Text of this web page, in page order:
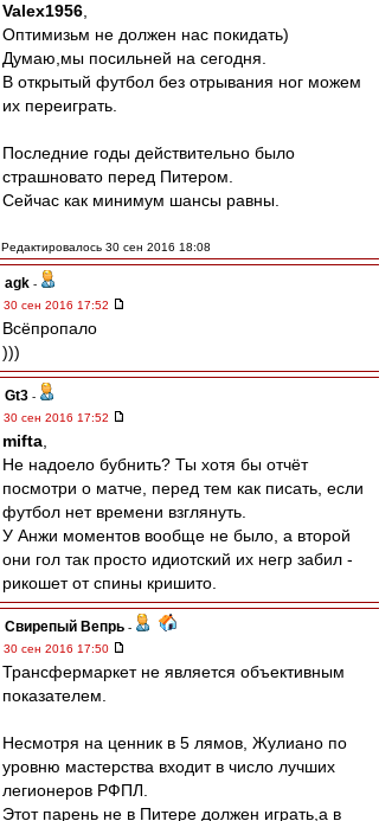
Valex1956
Оптимизьм не должен нас покидать)
Думаю,мы посильней на сегодня.
В открытый футбол без отрывания ног можем
их переиграть.
Последние годы действительно было
страшновато перед Питером.
Сейчас как минимум шансы равны.
Редактировалось 30 сен 2016 18:08
agk -
30 сен 2016 17:52
Всёпропало
)))
Gt3 -
30 сен 2016 17:52
mifta
Не надоело бубнить? Ты хотя бы отчёт
посмотри о матче, перед тем как писать, если
футбол нет времени взглянуть.
У Анжи моментов вообще не было, а второй
они гол так просто идиотский их негр забил -
рикошет от спины кришито.
Свирепый Вепрь -
30 сен 2016 17:50
Трансфермаркет не является объективным
показателем.
Несмотря на ценник в 5 лямов, Жулиано по
уровню мастерства входит в число лучших
легионеров РФПЛ.
Этот парень не в Питере должен играть,а в